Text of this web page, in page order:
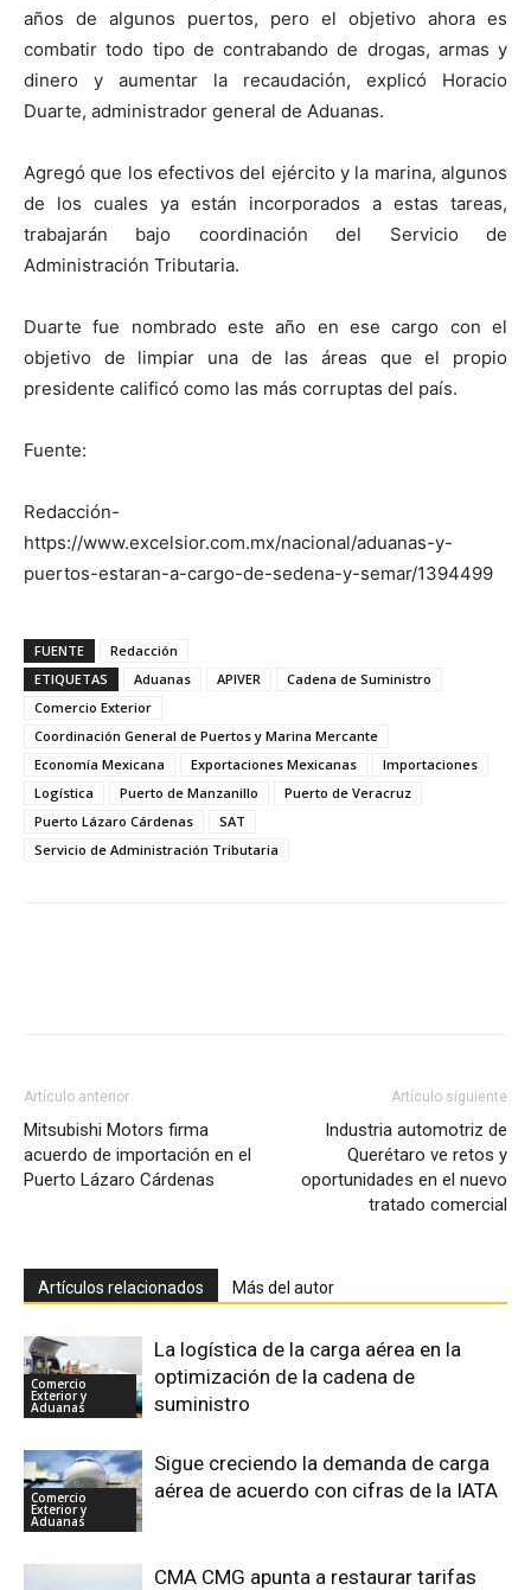
años de algunos puertos, pero el objetivo ahora es
combatir todo tipo de contrabando de drogas, armas y
dinero y aumentar la recaudación, explicó Horacio
Duarte, administrador general de Aduanas.
Agregó que los efectivos del ejército y la marina, algunos
de los cuales ya están incorporados a estas tareas,
trabajarán bajo coordinación del Servicio de
Administración Tributaria.
Duarte fue nombrado este año en ese cargo con el
objetivo de limpiar una de las áreas que el propio
presidente calificó como las más corruptas del país.
Fuente:
Redacción-
https://www.excelsior.com.mx/nacional/aduanas-y-
puertos-estaran-a-cargo-de-sedena-y-semar/1394499
FUENTE
Redacción
ETIQUETAS
Aduanas APIVER
Cadena de Suministro
Comercio Exterior
Coordinación General de Puertos y Marina Mercante
Economía Mexicana
Exportaciones Mexicanas
Importaciones
Logística
Puerto de Manzanillo
Puerto de Veracruz
Puerto Lázaro Cárdenas
SAT
Servicio de Administración Tributaria
Artículo anterior
Mitsubishi Motors firma
acuerdo de importación en el
Puerto Lázaro Cárdenas
Artículo siguiente
Industria automotriz de
Querétaro ve retos y
oportunidades en el nuevo
tratado comercial
Artículos relacionados Más del autor
Comercio
Exterior y
Aduanas
La logística de la carga aérea en la
optimización de la cadena de
suministro
Comercio
Exterior y
Aduanas
Sigue creciendo la demanda de carga
aérea de acuerdo con cifras de la IATA
CMA CMG apunta a restaurar tarifas